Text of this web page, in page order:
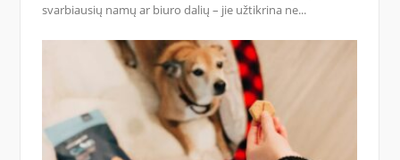
svarbiausių namų ar biuro dalių – jie užtikrina ne...